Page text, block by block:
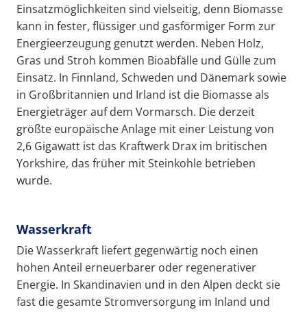
Einsatzmöglichkeiten sind vielseitig, denn Biomasse
kann in fester, flüssiger und gasförmiger Form zur
Energieerzeugung genutzt werden. Neben Holz,
Gras und Stroh kommen Bioabfälle und Gülle zum
Einsatz. In Finnland, Schweden und Dänemark sowie
in Großbritannien und Irland ist die Biomasse als
Energieträger auf dem Vormarsch. Die derzeit
größte europäische Anlage mit einer Leistung von
2,6 Gigawatt ist das Kraftwerk Drax im britischen
Yorkshire, das früher mit Steinkohle betrieben
wurde.
Wasserkraft
Die Wasserkraft liefert gegenwärtig noch einen
hohen Anteil erneuerbarer oder regenerativer
Energie. In Skandinavien und in den Alpen deckt sie
fast die gesamte Stromversorgung im Inland und